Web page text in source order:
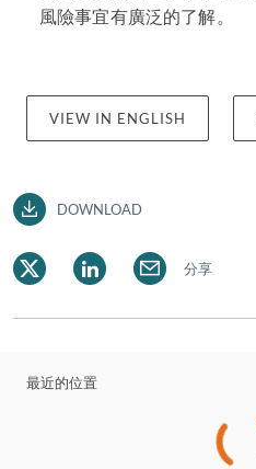
風險事宜有廣泛的了解。
VIEW IN ENGLISH
DOWNLOAD
分享
最近的位置